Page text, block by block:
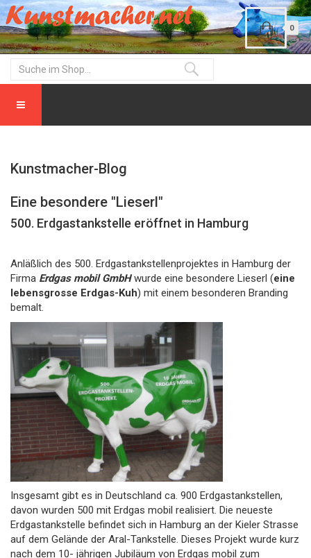
0
Kunstmacher-Blog
Eine besondere "Lieserl"
500. Erdgastankstelle eröffnet in Hamburg
Anläßlich des 500. Erdgastankstellenprojektes in Hamburg der
Firma Erdgas mobil GmbHwurde eine besondere Lieserl (eine
lebensgrosse Erdgas-Kuh) mit einem besonderen Branding
bemalt.
Insgesamt gibt es in Deutschland ca. 900 Erdgastankstellen,
davon wurden 500 mit Erdgas mobil realisiert. Die neueste
Erdgastankstelle befindet sich in Hamburg an der Kieler Strasse
auf dem Gelände der Aral-Tankstelle. Dieses Projekt wurde kurz
nach dem 10- jährigen Jubiläum von Erdgas mobil zum